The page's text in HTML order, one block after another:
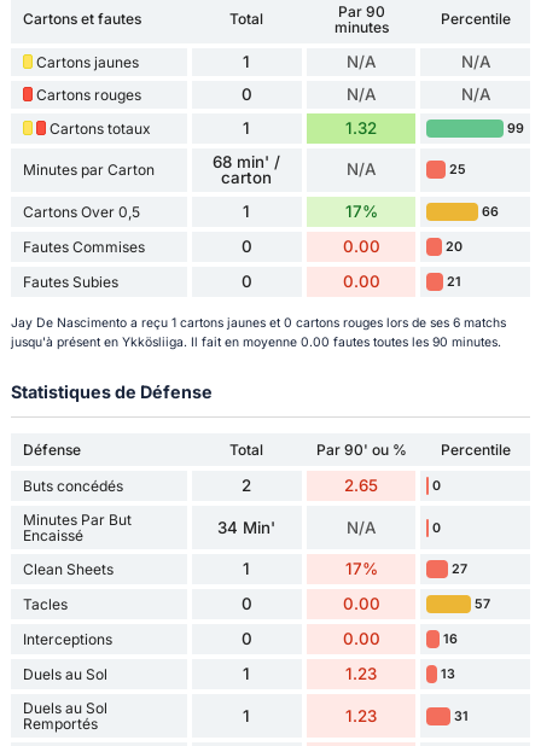
Cartons et fautes Total
Par 90
minutes
Percentile
Cartons jaunes 1 N/A N/A
Cartons rouges 0 N/A N/A
Cartons totaux 1 1.32 99
Minutes par Carton
68 min' /
carton
N/A 25
Cartons Over 0,5 1 17% 66
Fautes Commises 0 0.00 20
Fautes Subies 0 0.00 21
Jay De Nascimento a reçu 1 cartons jaunes et 0 cartons rouges lors de ses 6 matchs
jusqu'à présent en Ykkösliiga. Il fait en moyenne 0.00 fautes toutes les 90 minutes.
Statistiques de Défense
Défense Total Par 90' ou %
Percentile
Buts concédés
2 2.65 0
Minutes Par But
Encaissé
34 Min' N/A 0
Clean Sheets 1 17% 27
Tacles 0 0.00 57
Interceptions 0 0.00 16
Duels au Sol 1 1.23 13
Duels au Sol
Remportés
1 1.23 31